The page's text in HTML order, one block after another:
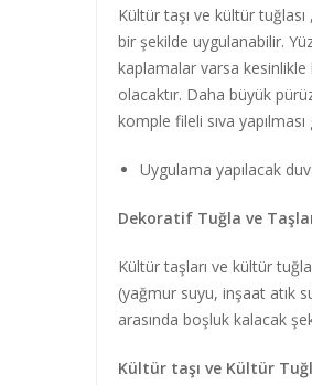
Kültür taşı ve kültür
bir şekilde uygulanabilir.
kaplamalar varsa kesinlikle
olacaktır. Daha büyük
komple fileli sıva
Uygulama yapılacak
Dekoratif Tuğla ve
Kültür taşları ve kültür
(yağmur suyu, inşaat atık
arasında boşluk kalacak
Kültür taşı ve Kültür